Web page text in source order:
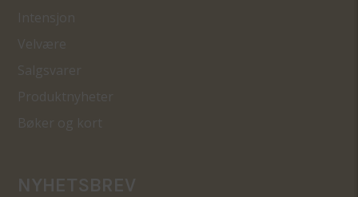
Intensjon
Velvære
Salgsvarer
Produktnyheter
Bøker og kort
NYHETSBREV